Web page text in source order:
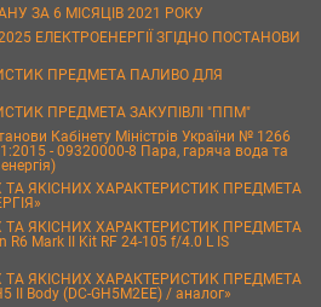
ЗА 6 МІСЯЦІВ 2021 РОКУ
ЕЛЕКТРОЕНЕРГІЇ ЗГІДНО ПОСТАНОВИ
ПРЕДМЕТА ПАЛИВО ДЛЯ
ПРЕДМЕТА ЗАКУПІВЛІ "ППМ"
Кабінету Міністрів України № 1266
- 09320000-8 Пара, гаряча вода та
ЯКІСНИХ ХАРАКТЕРИСТИК ПРЕДМЕТА
ЯКІСНИХ ХАРАКТЕРИСТИК ПРЕДМЕТА
Mark II Kit RF 24-105 f/4.0 L IS
ЯКІСНИХ ХАРАКТЕРИСТИК ПРЕДМЕТА
II Body (DC-GH5M2EE) / аналог»